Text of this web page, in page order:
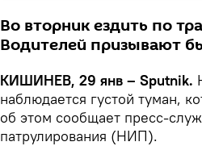
Во вторник ездить по
Водителей призывают
КИШИНЕВ, 29 янв – Sputnik.
наблюдается густой туман,
об этом сообщает пресс-
патрулирования (НИП).